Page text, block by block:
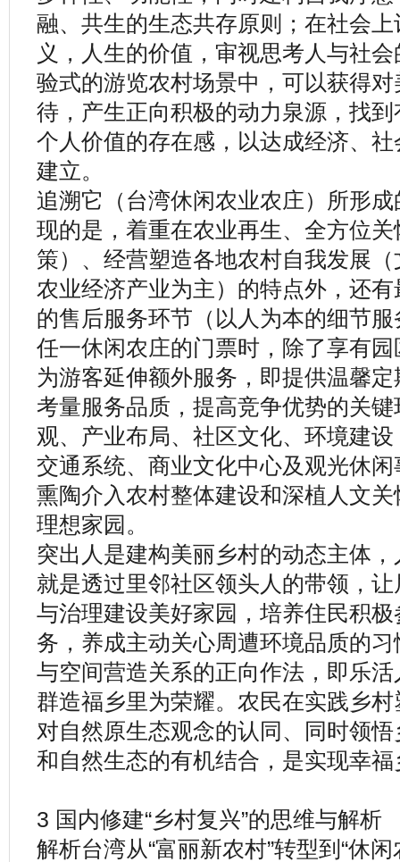
融、共生的生态共存原则；在社会
义，人生的价值，审视思考人与社
验式的游览农村场景中，可以获得
待，产生正向积极的动力泉源，找
个人价值的存在感，以达成经济、
建立。
追溯它（台湾休闲农业农庄）所形
现的是，着重在农业再生、全方位
策）、经营塑造各地农村自我发展
农业经济产业为主）的特点外，还
的售后服务环节（以人为本的细节
任一休闲农庄的门票时，除了享有
为游客延伸额外服务，即提供温馨
考量服务品质，提高竞争优势的关
观、产业布局、社区文化、环境建
交通系统、商业文化中心及观光休
熏陶介入农村整体建设和深植人文
理想家园。
突出人是建构美丽乡村的动态主体
就是透过里邻社区领头人的带领，
与治理建设美好家园，培养住民积
务，养成主动关心周遭环境品质的
与空间营造关系的正向作法，即乐
群造福乡里为荣耀。农民在实践乡
对自然原生态观念的认同、同时领
和自然生态的有机结合，是实现幸
3 国内修建“乡村复兴”的思维与解析
解析台湾从“富丽新农村”转型到“休